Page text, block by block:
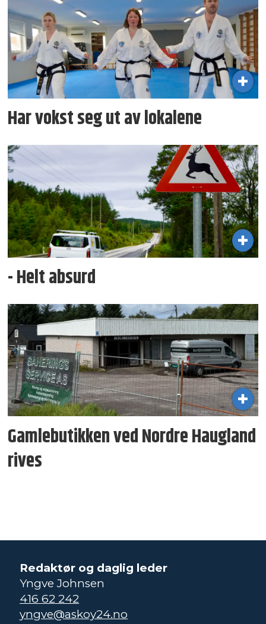
Har vokst seg ut av lokalene
- Helt absurd
Gamlebutikken ved Nordre Haugland
rives
Redaktør og daglig leder
Yngve Johnsen
416 62 242
yngve@askoy24.no